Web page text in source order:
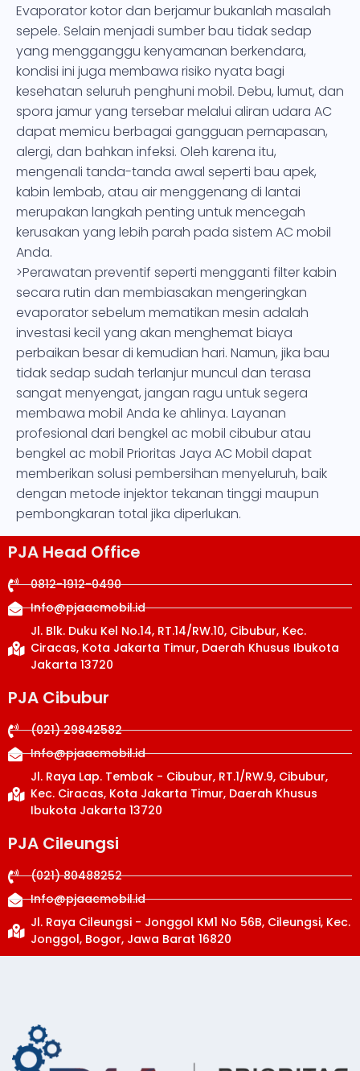
Evaporator kotor dan berjamur bukanlah masalah
sepele. Selain menjadi sumber bau tidak sedap
yang mengganggu kenyamanan berkendara,
kondisi ini juga membawa risiko nyata bagi
kesehatan seluruh penghuni mobil. Debu, lumut, dan
spora jamur yang tersebar melalui aliran udara AC
dapat memicu berbagai gangguan pernapasan,
alergi, dan bahkan infeksi. Oleh karena itu,
mengenali tanda-tanda awal seperti bau apek,
kabin lembab, atau air menggenang di lantai
merupakan langkah penting untuk mencegah
kerusakan yang lebih parah pada sistem AC mobil
Anda.
>Perawatan preventif seperti mengganti filter kabin
secara rutin dan membiasakan mengeringkan
evaporator sebelum mematikan mesin adalah
investasi kecil yang akan menghemat biaya
perbaikan besar di kemudian hari. Namun, jika bau
tidak sedap sudah terlanjur muncul dan terasa
sangat menyengat, jangan ragu untuk segera
membawa mobil Anda ke ahlinya. Layanan
profesional dari bengkel ac mobil cibubur atau
bengkel ac mobil Prioritas Jaya AC Mobil dapat
memberikan solusi pembersihan menyeluruh, baik
dengan metode injektor tekanan tinggi maupun
pembongkaran total jika diperlukan.
PJA Head Office
0812-1912-0490
Info@pjaacmobil.id
Jl. Blk. Duku Kel No.14, RT.14/RW.10, Cibubur, Kec.
Ciracas, Kota Jakarta Timur, Daerah Khusus Ibukota
Jakarta 13720
PJA Cibubur
(021) 29842582
Info@pjaacmobil.id
Jl. Raya Lap. Tembak - Cibubur, RT.1/RW.9, Cibubur,
Kec. Ciracas, Kota Jakarta Timur, Daerah Khusus
Ibukota Jakarta 13720
PJA Cileungsi
(021) 80488252
Info@pjaacmobil.id
Jl. Raya Cileungsi - Jonggol KM1 No 56B, Cileungsi, Kec.
Jonggol, Bogor, Jawa Barat 16820